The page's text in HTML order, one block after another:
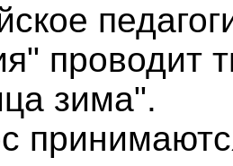
проводит
зима".